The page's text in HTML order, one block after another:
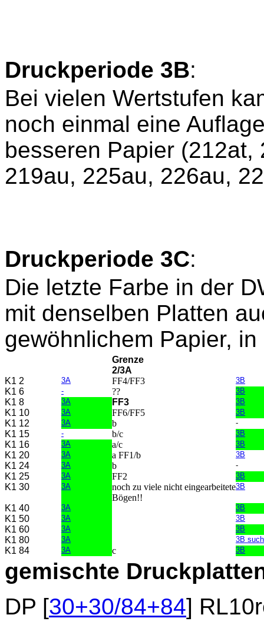
Druckperiode 3B:
Bei vielen Wertstufen
noch einmal eine
besseren Papier
219au, 225au, 226au,
Druckperiode 3C:
Die letzte Farbe in der
mit denselben Platten
gewöhnlichem Papier,
Grenze
2/3A
K1 2
3A FF4/FF3 3B
K1 6 - ?? 3B
K1 8 3A FF3 3B
K1 10 3A FF6/FF5 3B
K1 12 3A b -
K1 15 - b/c 3B
K1 16 3A a/c 3B
K1 20 3A a FF1/b 3B
K1 24 3A b -
K1 25 3A FF2 3B
K1 30 3A
noch zu viele nicht eingearbeitete
Bögen!!
3B
K1 40 3A 3B
K1 50 3A 3B
K1 60 3A 3B
K1 80 3A 3B
K1 84 3A c 3B
gemischte
DP [30+30/84+84]